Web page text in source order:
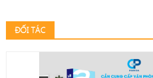
ĐỐI TÁC